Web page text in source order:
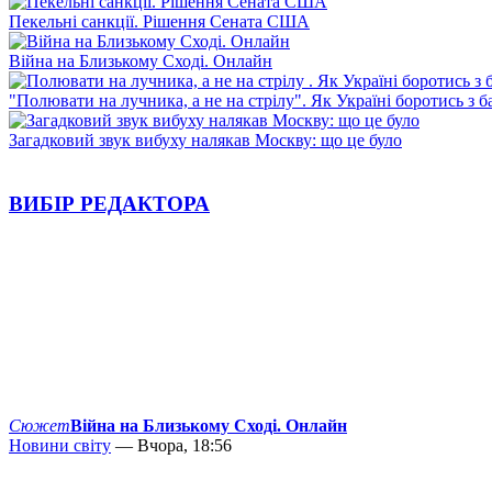
Пекельні санкції. Рішення Сената США
Війна на Близькому Сході. Онлайн
"Полювати на лучника, а не на стрілу". Як Україні боротись з
Загадковий звук вибуху налякав Москву: що це було
ВИБІР РЕДАКТОРА
СюжетВійна на Близькому Сході. Онлайн
Новини світу — Вчора, 18:56